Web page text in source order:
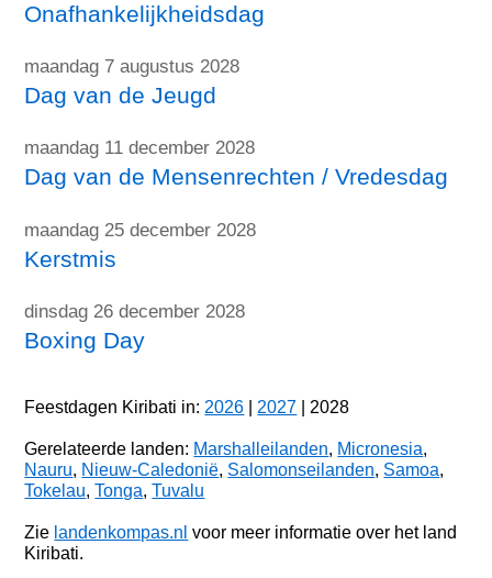
Onafhankelijkheidsdag
maandag 7 augustus 2028
Dag van de Jeugd
maandag 11 december 2028
Dag van de Mensenrechten / Vredesdag
maandag 25 december 2028
Kerstmis
dinsdag 26 december 2028
Boxing Day
Feestdagen Kiribati in: 2026 | 2027 | 2028
Gerelateerde landen: Marshalleilanden, Micronesia,
Nauru, Nieuw-Caledonië, Salomonseilanden, Samoa,
Tokelau,Tonga,Tuvalu
Zie landenkompas.nl voor meer informatie over het land
Kiribati.